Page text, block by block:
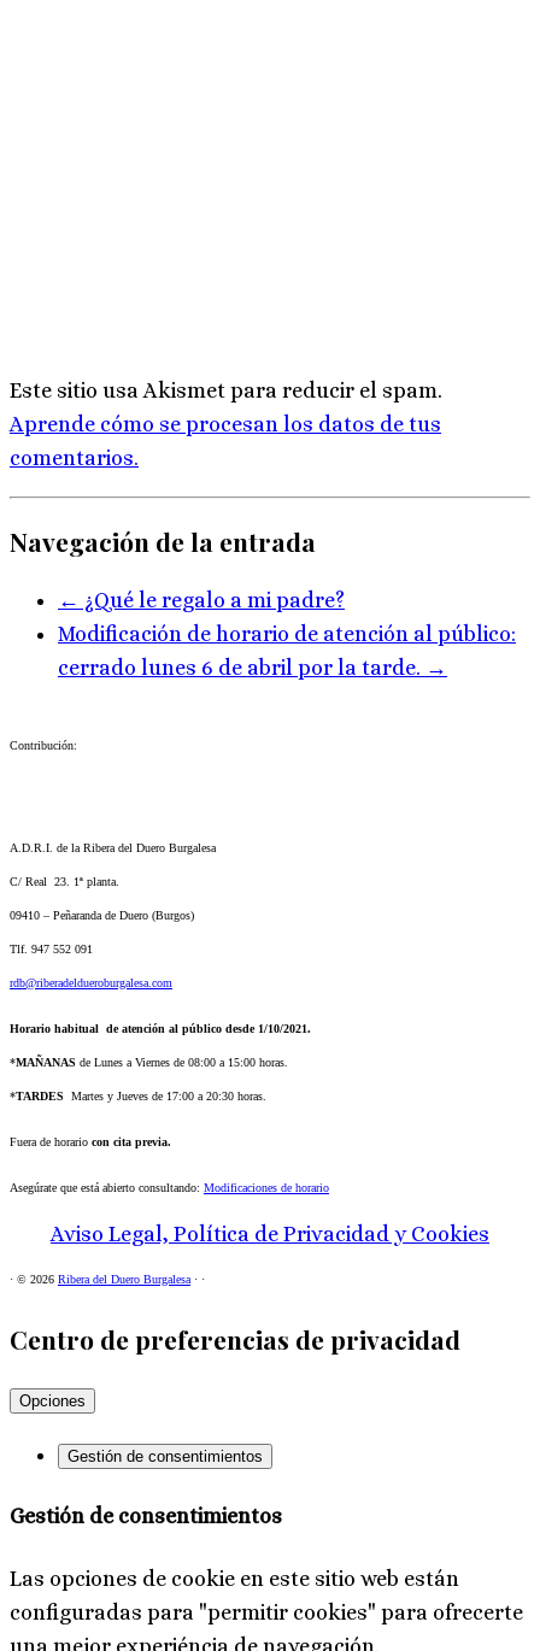
Este sitio usa Akismet para reducir el spam.
Aprende cómo se procesan los datos de tus
comentarios.
Navegación de la entrada
← ¿Qué le regalo a mi padre?
Modificación de horario de atención al público:
cerrado lunes 6 de abril por la tarde. →
Contribución:
A.D.R.I. de la Ribera del Duero Burgalesa
C/ Real 23. 1ª planta.
09410 – Peñaranda de Duero (Burgos)
Tlf. 947 552 091
rdb@riberadeldueroburgalesa.com
Horario habitual de atención al público desde 1/10/2021.
*MAÑANAS de Lunes a Viernes de 08:00 a 15:00 horas.
*TARDES Martes y Jueves de 17:00 a 20:30 horas.
Fuera de horario con cita previa.
Asegúrate que está abierto consultando: Modificaciones de horario
Aviso Legal, Política de Privacidad y Cookies
· © 2026 Ribera del Duero Burgalesa· ·
Centro de preferencias de privacidad
Opciones
Gestión de consentimientos
Gestión de consentimientos
Las opciones de cookie en este sitio web están
configuradas para "permitir cookies" para ofrecerte